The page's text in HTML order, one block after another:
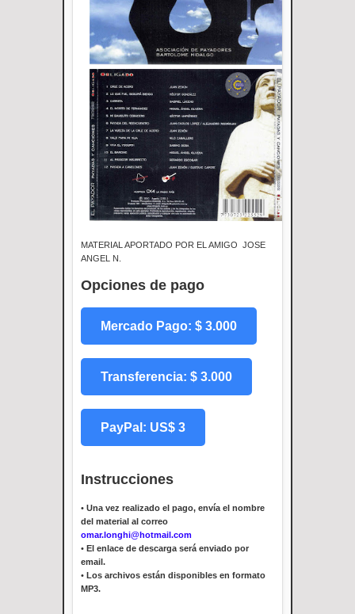
MATERIAL APORTADO POR EL AMIGO JOSE
ANGEL N.
Opciones de pago
Mercado Pago: $ 3.000
Transferencia: $ 3.000
PayPal: US$ 3
Instrucciones
• Una vez realizado el pago, envía el nombre
del material al correo
omar.longhi@hotmail.com
• El enlace de descarga será enviado por
email.
• Los archivos están disponibles en formato
MP3.